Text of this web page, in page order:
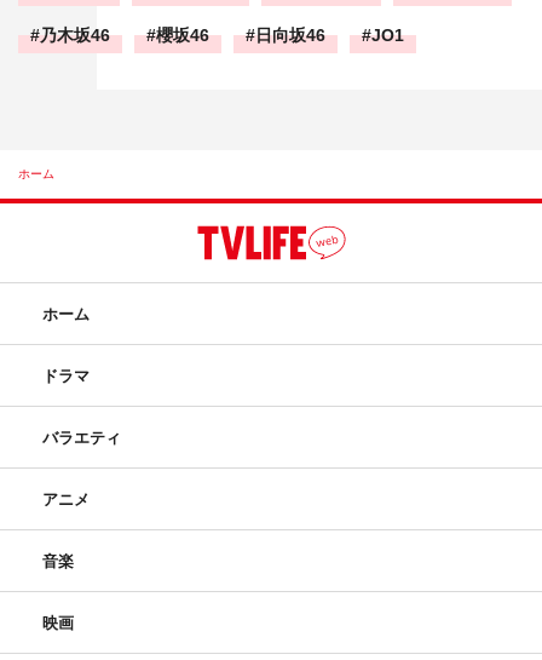
乃木坂46 櫻坂46 日向坂46 JO1
ホーム
ホーム
ドラマ
バラエティ
アニメ
音楽
映画